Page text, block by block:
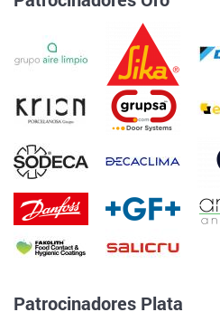
Patrocinadores Plata